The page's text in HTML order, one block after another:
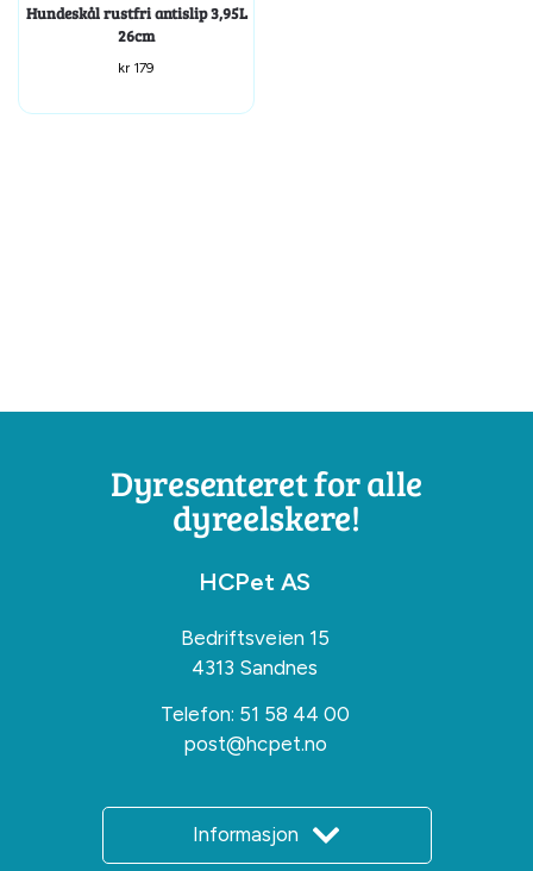
Hundeskål rustfri antislip 3,95L
26cm
kr 179
Dyresenteret for alle
dyreelskere!
HCPet AS
Bedriftsveien 15
4313 Sandnes
Telefon: 51 58 44 00
post@hcpet.no
Informasjon